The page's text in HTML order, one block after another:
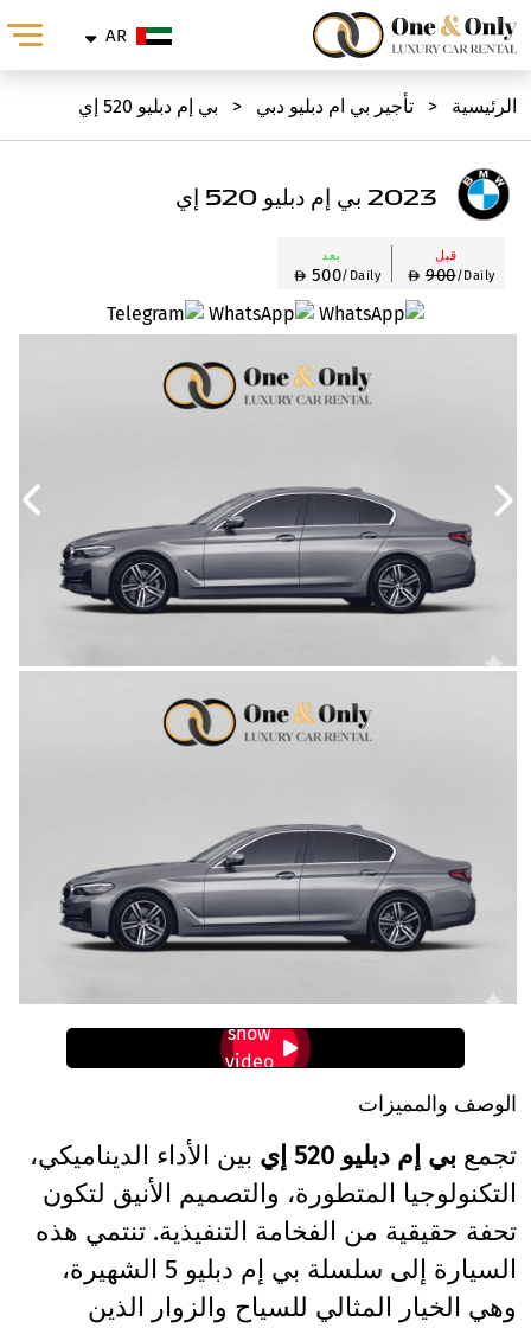
الرئيسية < تأجير بي ام دبليو دبي < بي إم دبليو 520 إي
2023 بي إم دبليو 520 إي
قبل
900/Daily
بعد
500/Daily
show
video
الوصف والمميزات
تجمع بي إم دبليو 520 إي
بين الأداء الديناميكي،
التكنولوجيا المتطورة، والتصميم الأنيق لتكون
تحفة حقيقية من الفخامة التنفيذية. تنتمي هذه
السيارة إلى سلسلة بي إم دبليو 5 الشهيرة،
وهي الخيار المثالي للسياح والزوار الذين